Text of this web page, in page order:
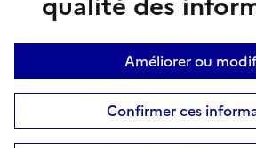
Améliorer ou
Confirmer ces